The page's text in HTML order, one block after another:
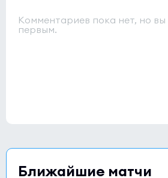
Комментариев пока нет, но
первым.
Ближайшие матчи